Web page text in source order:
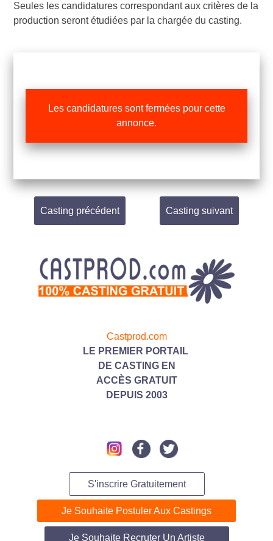
Seules les candidatures correspondant aux critères de la
production seront étudiées par la chargée du casting.
Les candidatures sont fermées pour cette
annonce.
Casting précédent Casting suivant
Castprod.com
LE PREMIER PORTAIL
DE CASTING EN
ACC ÈS GRATUIT
DEPUIS 2003
S'inscrire Gratuitement
Je Souhaite Postuler Aux Castings
Je Souhaite Recruter Un Artiste